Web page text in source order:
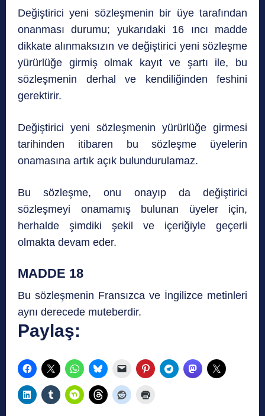
Değiştirici yeni sözleşmenin bir üye tarafından
onanması durumu; yukarıdaki 16 ıncı madde
dikkate alınmaksızın ve değiştirici yeni sözleşme
yürürlüğe girmiş olmak kayıt ve şartı ile, bu
sözleşmenin derhal ve kendiliğinden feshini
gerektirir.
Değiştirici yeni sözleşmenin yürürlüğe girmesi
tarihinden itibaren bu sözleşme üyelerin
onamasına artık açık bulundurulamaz.
Bu sözleşme, onu onayıp da değiştirici
sözleşmeyi onamamış bulunan üyeler için,
herhalde şimdiki şekil ve içeriğiyle geçerli
olmakta devam eder.
MADDE 18
Bu sözleşmenin Fransızca ve İngilizce metinleri
aynı derecede muteberdir.
Paylaş: